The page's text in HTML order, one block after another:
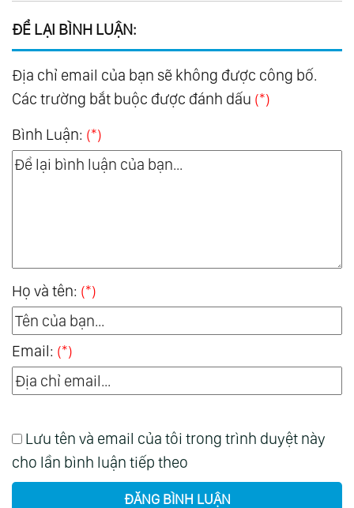
ĐỂ LẠI BÌNH LUẬN:
Địa chỉ email của bạn sẽ không được công bố.
Các trường bắt buộc được đánh dấu (*)
Bình Luận: (*)
Họ và tên: (*)
Email: (*)
Lưu tên và email của tôi trong trình duyệt này
cho lần bình luận tiếp theo
ĐĂNG BÌNH LUẬN